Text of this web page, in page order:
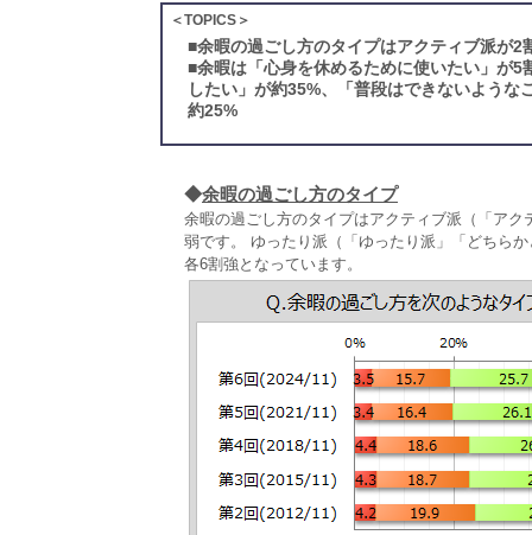
＜TOPICS＞
■余暇の過ごし方のタイプはアクティブ派が2
■余暇は「心身を休めるために使いたい」が
したい」が約35%、「普段はできないよう
約25%
◆余暇の過ごし方のタイプ
余暇の過ごし方のタイプはアクティブ派（「ア
弱です。 ゆったり派（「ゆったり派」「どちら
各6割強となっています。